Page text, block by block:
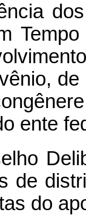
ente
de
do